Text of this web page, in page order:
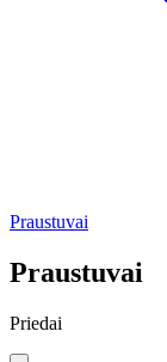
Praustuvai
Praustuvai
Priedai